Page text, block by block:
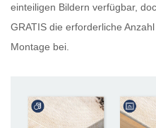
einteiligen Bildern verfügbar,
GRATIS die erforderliche
Montage bei.